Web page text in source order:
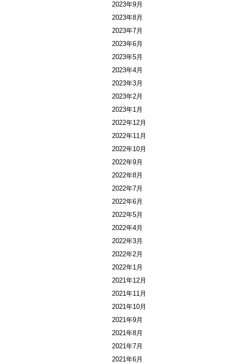
2023年9月
2023年8月
2023年7月
2023年6月
2023年5月
2023年4月
2023年3月
2023年2月
2023年1月
2022年12月
2022年11月
2022年10月
2022年9月
2022年8月
2022年7月
2022年6月
2022年5月
2022年4月
2022年3月
2022年2月
2022年1月
2021年12月
2021年11月
2021年10月
2021年9月
2021年8月
2021年7月
2021年6月